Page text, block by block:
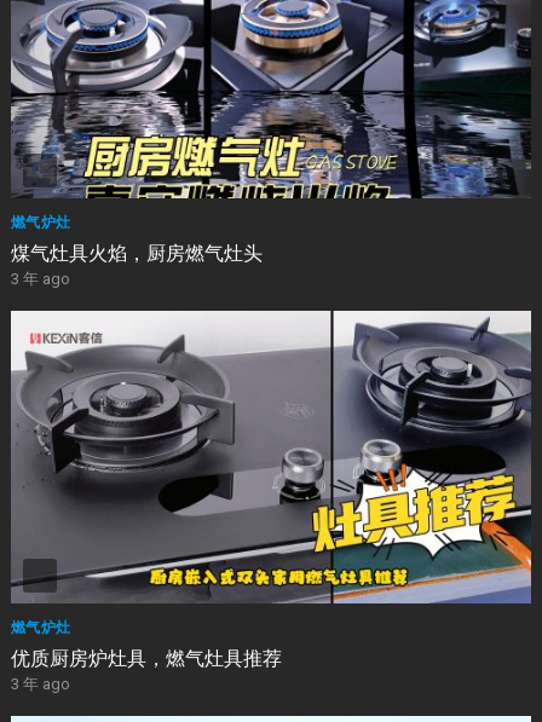
燃气炉灶
煤气灶具火焰，厨房燃气灶头
3 年 ago
燃气炉灶
优质厨房炉灶具，燃气灶具推荐
3 年 ago